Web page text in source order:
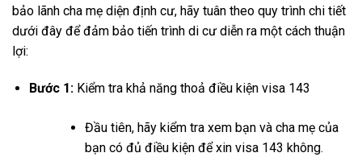
bảo lãnh cha mẹ diện định cư, hãy tuân theo quy trình chi tiết
dưới đây để đảm bảo tiến trình di cư diễn ra một cách thuận
lợi:
Bước 1:Kiểm tra khả năng thoả điều kiện visa 143
Đầu tiên, hãy kiểm tra xem bạn và cha mẹ của
bạn có đủ điều kiện để xin visa 143 không.